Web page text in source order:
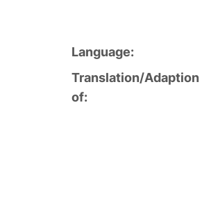
Language:
Translation/Adaption
of: